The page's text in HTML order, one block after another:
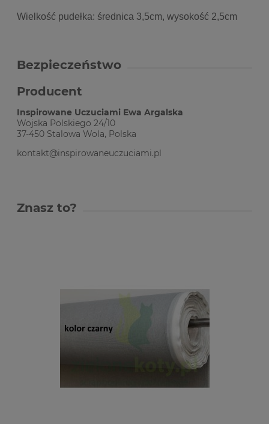
Wielkość pudełka: średnica 3,5cm, wysokość 2,5cm
Bezpieczeństwo
Producent
Inspirowane Uczuciami Ewa Argalska
Wojska Polskiego 24/10
37-450 Stalowa Wola, Polska
kontakt@inspirowaneuczuciami.pl
Znasz to?